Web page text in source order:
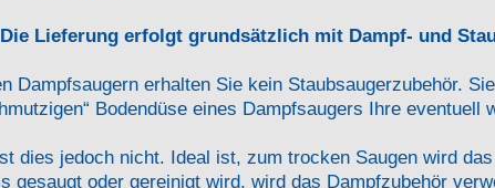
Die Lieferung erfolgt grundsätzlich mit Dampf- und
Dampfsaugern erhalten Sie kein Staubsaugerzubehör.
Bodendüse eines Dampfsaugers Ihre eventuell
dies jedoch nicht. Ideal ist, zum trocken Saugen wird
gesaugt oder gereinigt wird, wird das Dampfzubehör